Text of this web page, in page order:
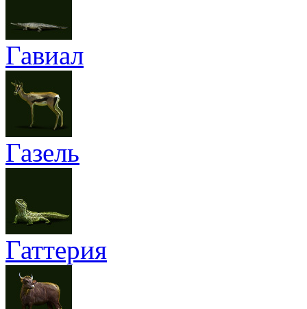
Гавиал
Газель
Гаттерия